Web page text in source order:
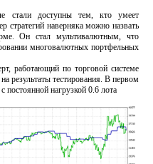
стали доступны тем, кто умеет
стратегий наверняка можно назвать
Он стал мультивалютным, что
многовалютных портфельных
работающий по торговой системе
тестирования. В первом
постоянной нагрузкой 0.6 лота